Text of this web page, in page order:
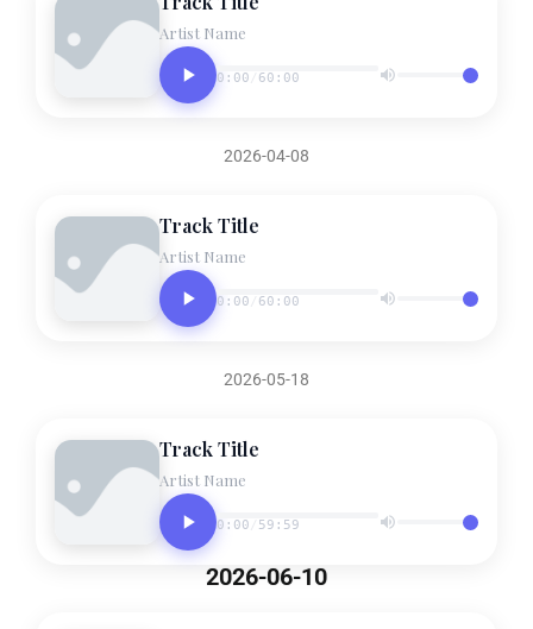
Artist Name
0:00 60:00
2026-04-08
Track Title
Artist Name
0:00 60:00
2026-05-18
Track Title
Artist Name
0:00 59:59
2026-06-10